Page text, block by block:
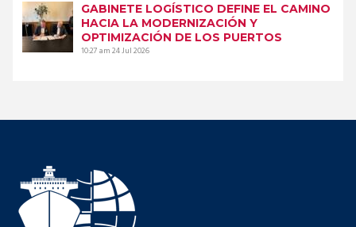
GABINETE LOGÍSTICO DEFINE EL CAMINO
HACIA LA MODERNIZACIÓN Y
OPTIMIZACIÓN DE LOS PUERTOS
10:27 am24 Jul 2026